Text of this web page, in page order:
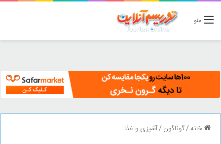
منو
خانه/گوناگون/آشپزی و غذا